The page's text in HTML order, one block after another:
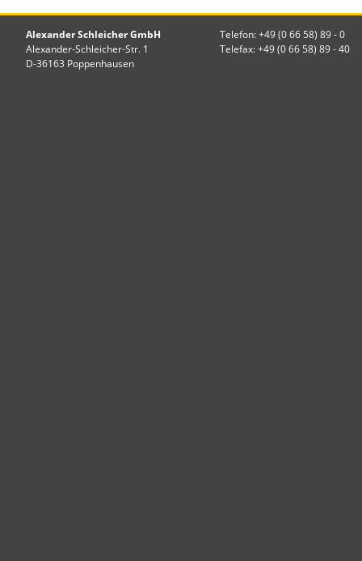
Alexander Schleicher GmbH
Alexander-Schleicher-Str. 1
D-36163 Poppenhausen
Telefon: +49 (0 66 58) 89 - 0
Telefax: +49 (0 66 58) 89 - 40